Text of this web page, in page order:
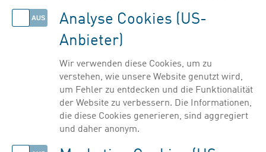
Analyse Cookies (US-
Anbieter)
Wir verwenden diese Cookies, um zu
verstehen, wie unsere Website genutzt wird,
um Fehler zu entdecken und die Funktionalität
der Website zu verbessern. Die Informationen,
die diese Cookies generieren, sind aggregiert
und daher anonym.